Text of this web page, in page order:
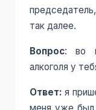
так далее.
Вопрос: во
алкоголя у
Ответ: я
меня уже был